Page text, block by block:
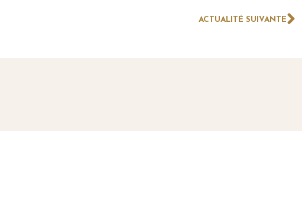
ACTUALITÉ SUIVANTE